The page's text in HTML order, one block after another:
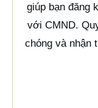
giúp bạn đăng
với CMND.
chóng và nhận